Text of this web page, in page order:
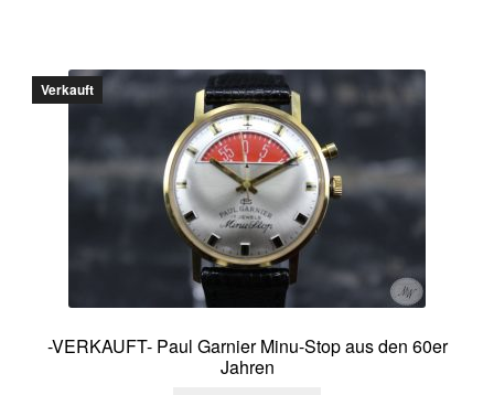
Verkauft
-VERKAUFT- Paul Garnier Minu-Stop aus den 60er
Jahren